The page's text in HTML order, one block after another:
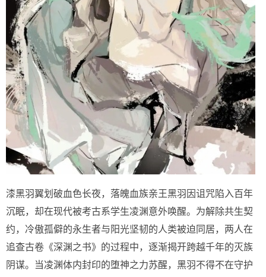
漆黑羽翼划破血色长夜，落魄血族亲王黑羽因诅咒陷入百年
沉眠，却在现代被考古系学生凌渊意外唤醒。为解除共生契
约，冷傲孤僻的永生者与阳光坚韧的人类被迫同居，两人在
追查古卷《深渊之书》的过程中，逐渐揭开跨越千年的灭族
阴谋。当凌渊体内封印的堕神之力苏醒，黑羽不得不在守护